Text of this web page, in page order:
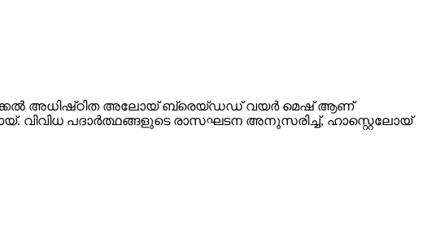
അധിഷ്‌ഠിത അലോയ് ബ്രെയ്‌ഡഡ് വയർ മെഷ് ആണ്
വിവിധ പദാർത്ഥങ്ങളുടെ രാസഘടന അനുസരിച്ച്, ഹാസ്റ്റെലോയ്